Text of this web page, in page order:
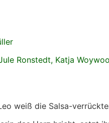
Ronstedt, Katja
weiß die Salsa-